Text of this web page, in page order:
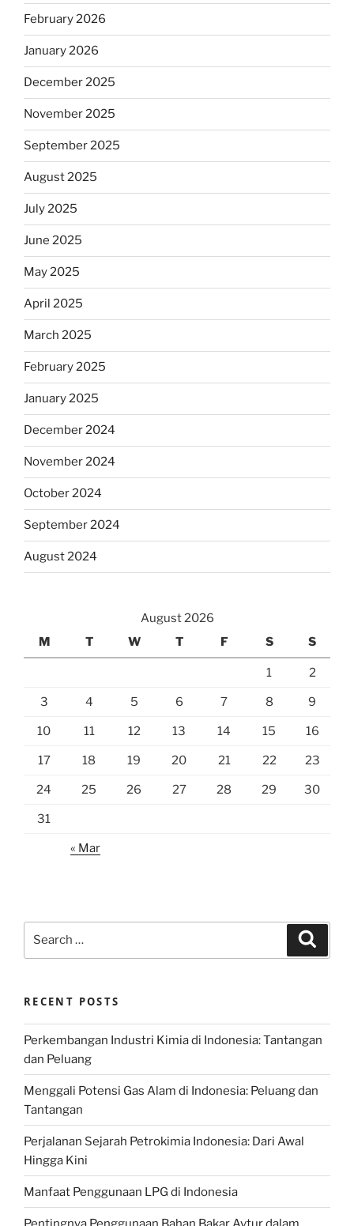
February 2026
January 2026
December 2025
November 2025
September 2025
August 2025
July 2025
June 2025
May 2025
April 2025
March 2025
February 2025
January 2025
December 2024
November 2024
October 2024
September 2024
August 2024
August 2026
M
T W T F S S
1 2
3 4 5 6 7 8 9
10 11 12 13 14 15 16
17 18 19 20 21 22 23
24 25 26 27 28 29 30
31
« Mar
RECENT POSTS
Perkembangan Industri Kimia di Indonesia: Tantangan
dan Peluang
Menggali Potensi Gas Alam di Indonesia: Peluang dan
Tantangan
Perjalanan Sejarah Petrokimia Indonesia: Dari Awal
Hingga Kini
Manfaat Penggunaan LPG di Indonesia